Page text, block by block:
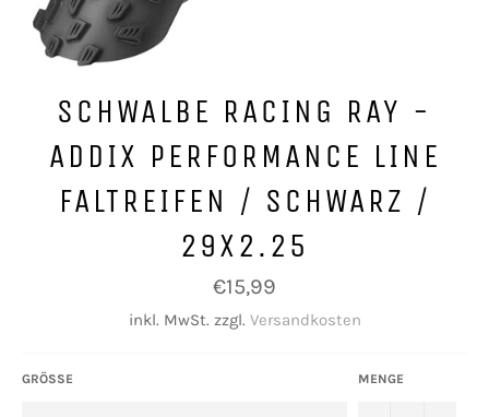
SCHWALBE RACING RAY -
ADDIX PERFORMANCE LINE
FALTREIFEN / SCHWARZ /
29X2.25
Normaler
Preis
€15,99
inkl. MwSt. zzgl. Versandkosten
GRÖSSE MENGE